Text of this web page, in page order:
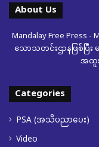
About Us
Mandalay Free
သောသတင်းဌာနဖြစ်ပြီ
အထူ
Categories
PSA (အသိပညာပေး)
Video